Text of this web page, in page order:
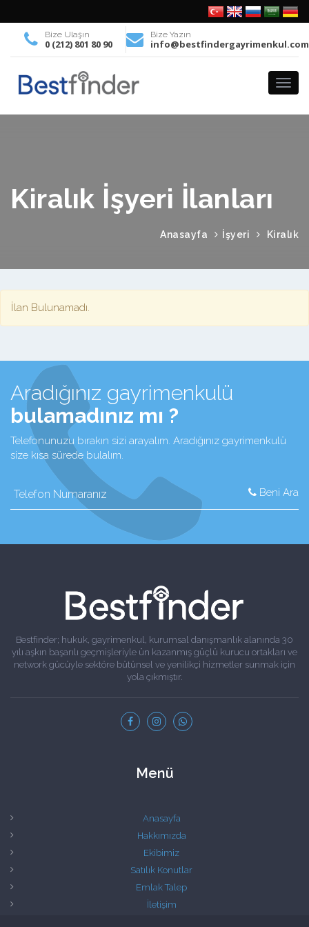
Bize Ulaşın
0 (212) 801 80 90
Bize Yazın
info@bestfindergayrimenkul.com
Kiralık İşyeri İlanları
Anasayfa İşyeri Kiralık
İlan Bulunamadı.
Aradığınız gayrimenkulü
bulamadınız mı ?
Telefonunuzu bırakın sizi arayalım. Aradığınız gayrimenkulü
size kısa sürede bulalım.
Beni Ara
Bestfinder; hukuk, gayrimenkul, kurumsal danışmanlık alanında 30
yılı aşkın başarılı geçmişleriyle ün kazanmış güçlü kurucu ortakları ve
network gücüyle sektöre bütünsel ve yenilikçi hizmetler sunmak için
yola çıkmıştır.
Menü
Anasayfa
Hakkımızda
Ekibimiz
Satılık Konutlar
Emlak Talep
İletişim